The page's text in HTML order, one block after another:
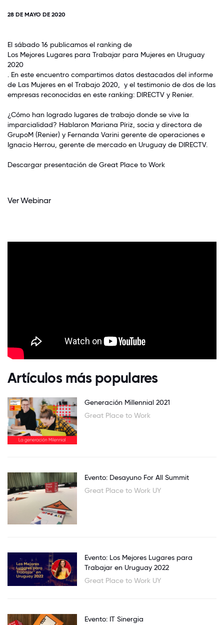
28 DE MAYO DE 2020
El sábado 16 publicamos el ranking de
Los Mejores Lugares para Trabajar para Mujeres en Uruguay
2020
. En este encuentro compartimos datos destacados del informe
de Las Mujeres en el Trabajo 2020, y el testimonio de dos de las
empresas reconocidas en este ranking: DIRECTV y Renier.
¿Cómo han logrado lugares de trabajo donde se vive la
imparcialidad? Hablaron Mariana Píriz, socia y directora de
GrupoM (Renier) y Fernanda Varini gerente de operaciones e
Ignacio Herrou, gerente de mercado en Uruguay de DIRECTV.
Descargar presentación de Great Place to Work
Ver Webinar
Artículos más populares
Generación Millennial 2021
Great Place to Work
Evento: Desayuno For All Summit
Great Place to Work UY
Evento: Los Mejores Lugares para
Trabajar en Uruguay 2022
Great Place to Work UY
Evento: IT Sinergia